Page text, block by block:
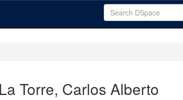
Torre, Carlos Alberto